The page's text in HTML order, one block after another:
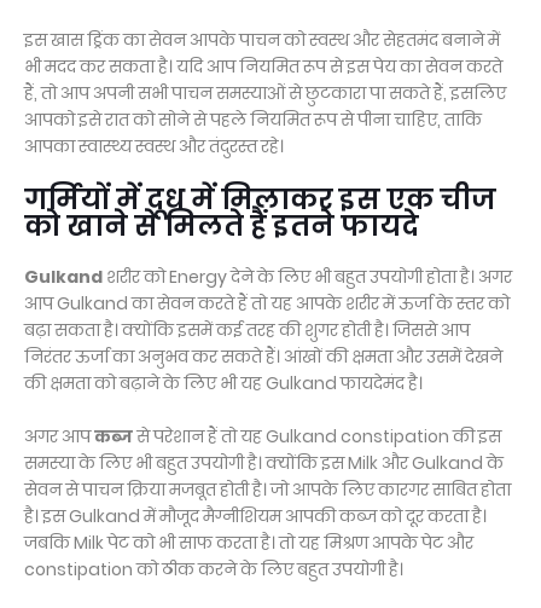
इस खास ड्रिंक का सेवन आपके पाचन को स्वस्थ और सेहतमंद बनाने में
भी मदद कर सकता है। यदि आप नियमित रूप से इस पेय का सेवन करते
हैं, तो आप अपनी सभी पाचन समस्याओं से छुटकारा पा सकते हैं, इसलिए
आपको इसे रात को सोने से पहले नियमित रूप से पीना चाहिए, ताकि
आपका स्वास्थ्य स्वस्थ और तंदुरस्त रहे।
गर्मियों में दूध में मिलाकर इस एक चीज
को खाने से मिलते हैं इतने फायदे
Gulkand शरीर को Energy देने के लिए भी बहुत उपयोगी होता है। अगर
आप Gulkand का सेवन करते हैं तो यह आपके शरीर में ऊर्जा के स्तर को
बढ़ा सकता है। क्‍योंकि इसमें कई तरह की शुगर होती है। जिससे आप
निरंतर ऊर्जा का अनुभव कर सकते हैं। आंखों की क्षमता और उसमें देखने
की क्षमता को बढ़ाने के लिए भी यह Gulkand फायदेमंद है।
अगर आपकब्जसे परेशान हैं तो यह Gulkand constipation की इस
समस्या के लिए भी बहुत उपयोगी है। क्‍योंकि इस Milk और Gulkand के
सेवन से पाचन क्रिया मजबूत होती है। जो आपके लिए कारगर साबित होता
है। इस Gulkand में मौजूद मैग्नीशियम आपकी कब्ज को दूर करता है।
जबकि Milk पेट को भी साफ करता है। तो यह मिश्रण आपके पेट और
constipation को ठीक करने के लिए बहुत उपयोगी है।